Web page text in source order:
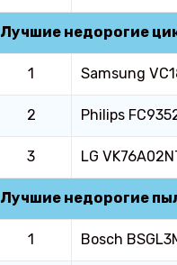
Лучшие недорогие
1 Samsung
2 Philips
3 LG
Лучшие недорогие
1 Bosch